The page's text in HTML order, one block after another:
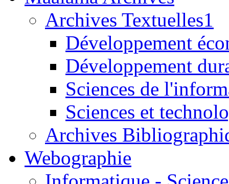
Archives Textuelles1
Développement
Développement
Sciences de
Sciences et
Archives
Webographie